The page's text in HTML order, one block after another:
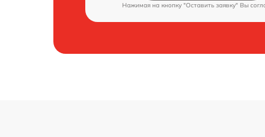
Нажимая на кнопку "Оставить заявку" Вы